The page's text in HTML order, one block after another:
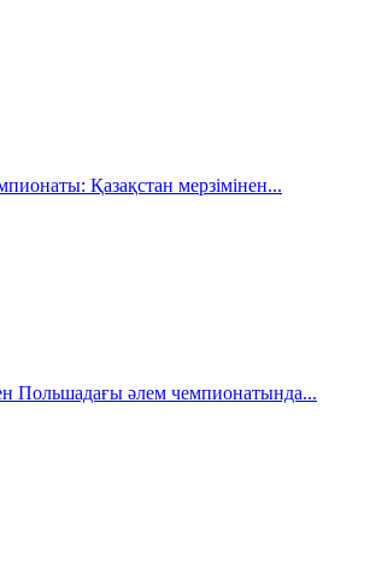
Қазақстан мерзімінен...
Польшадағы әлем чемпионатында...